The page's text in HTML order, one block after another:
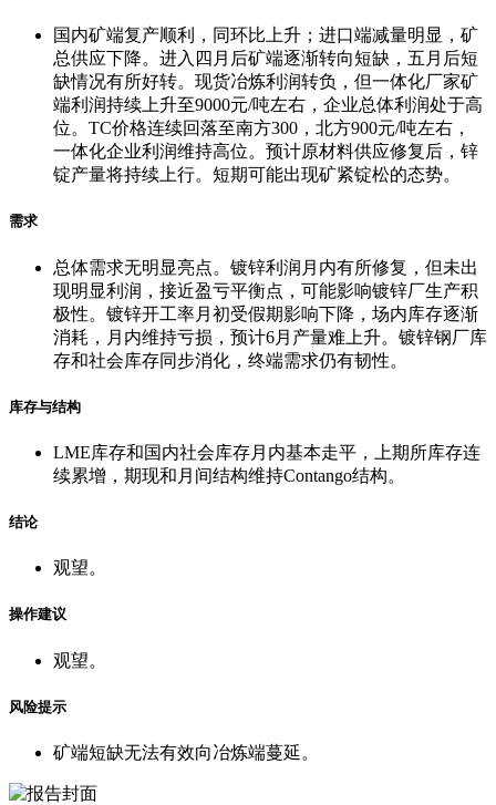
国内矿端复产顺利，同环比上升；进口端减量明显，矿
总供应下降。进入四月后矿端逐渐转向短缺，五月后短
缺情况有所好转。现货冶炼利润转负，但一体化厂家矿
端利润持续上升至9000元/吨左右，企业总体利润处于高
位。TC价格连续回落至南方300，北方900元/吨左右，
一体化企业利润维持高位。预计原材料供应修复后，锌
锭产量将持续上行。短期可能出现矿紧锭松的态势。
需求
总体需求无明显亮点。镀锌利润月内有所修复，但未出
现明显利润，接近盈亏平衡点，可能影响镀锌厂生产积
极性。镀锌开工率月初受假期影响下降，场内库存逐渐
消耗，月内维持亏损，预计6月产量难上升。镀锌钢厂库
存和社会库存同步消化，终端需求仍有韧性。
库存与结构
LME库存和国内社会库存月内基本走平，上期所库存连
续累增，期现和月间结构维持Contango结构。
结论
观望。
操作建议
观望。
风险提示
矿端短缺无法有效向冶炼端蔓延。